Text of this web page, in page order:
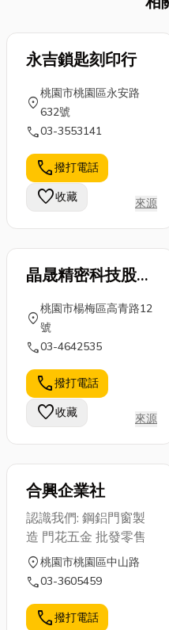
永吉鎖匙刻印行
location_on
桃園市桃園區永安路
632號
call03-3553141
call撥打電話
favorite收藏 來源
晶晟精密科技股份
有限公司
location_on
桃園市楊梅區高青路12
號
call03-4642535
call撥打電話
favorite收藏 來源
合興企業社
認識我們: 鋼鋁門窗製
造 門花五金 批發零售
location_on桃園市桃園區中山路
call03-3605459
call撥打電話